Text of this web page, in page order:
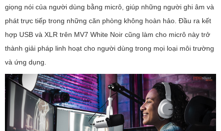
giọng nói của người dùng bằng micrô, giúp những người ghi âm và
phát trực tiếp trong những căn phòng không hoàn hảo. Đầu ra kết
hợp USB và XLR trên MV7 White Noir cũng làm cho micrô này trở
thành giải pháp linh hoạt cho người dùng trong mọi loại môi trường
và ứng dụng.